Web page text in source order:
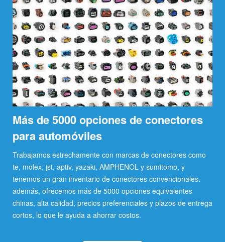
Más de 5000 opciones de conectores
para automóviles
Trabajamos estrechamente con marcas de conectores como
te, molex, jst, aptiv, yazaki, AMPHENOL y sumitomo, y
tenemos un gran inventario de conectores convencionales.
además, ofrecemos más de 5000 opciones equivalentes
chinas, alta calidad, precios preferenciales y plazos de entrega
cortos, lo que le ayuda a ahorrar costos.